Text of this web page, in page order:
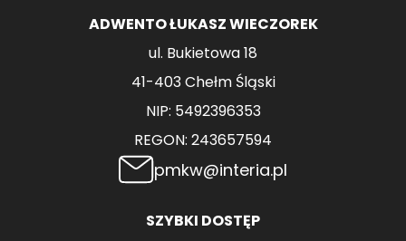
ADWENTO ŁUKASZ WIECZOREK
ul. Bukietowa 18
41-403 Chełm Śląski
NIP: 5492396353
REGON: 243657594
pmkw@interia.pl
SZYBKI DOSTĘP